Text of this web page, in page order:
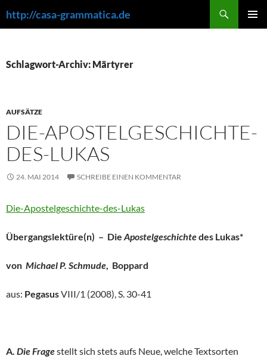
Inhalt
http://casa-grammatica.de
Schlagwort-Archiv: Märtyrer
AUFSÄTZE
DIE-APOSTELGESCHICHTE-
DES-LUKAS
24. MAI 2014 SCHREIBE EINEN KOMMENTAR
Die-Apostelgeschichte-des-Lukas
Übergangslektüre(n) – Die Apostelgeschichtedes Lukas*
von Michael P. Schmude, Boppard
aus: PegasusVIII/1 (2008), S. 30-41
A. Die Fragestellt sich stets aufs Neue, welche Textsorten